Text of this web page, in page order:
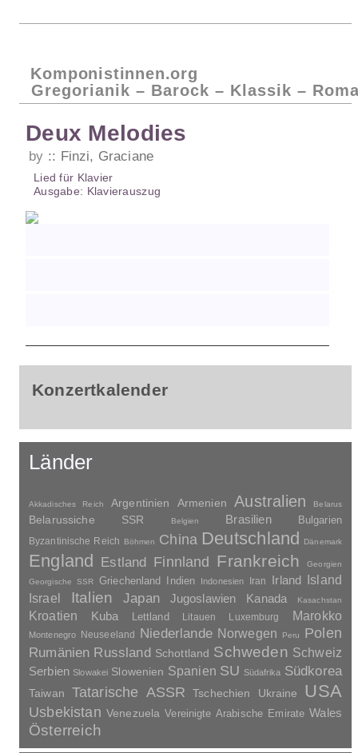
Komponistinnen.org
Gregorianik – Barock – Klassik –
Deux Melodies
by Finzi, Graciane
Lied für Klavier
Ausgabe: Klavierauszug
Konzertkalender
Länder
Akkadisches Reich Argentinien Armenien Australien Belarus
Belarussiche SSR Belgien Brasilien Bulgarien
Byzantinische Reich Böhmen China Deutschland Dänemark
England Estland Finnland Frankreich
Georgien
Georgische SSR
Griechenland Indien Indonesien Iran Irland
Island
Israel
Italien Japan Jugoslawien Kanada Kasachstan
Kroatien Kuba Lettland Litauen Luxemburg Marokko
Montenegro Neuseeland Niederlande Norwegen Peru
Polen
Rumänien Russland Schottland Schweden Schweiz
Serbien Slowakei Slowenien Spanien SU Südafrika Südkorea
Taiwan Tatarische ASSR Tschechien Ukraine USA
Usbekistan Venezuela Vereinigte Arabische Emirate Wales
Österreich